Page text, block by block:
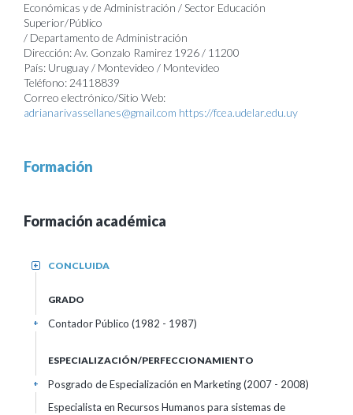
Económicas y de Administración / Sector Educación
Superior/Público
/ Departamento de Administración
Dirección: Av. Gonzalo Ramirez 1926 / 11200
País: Uruguay / Montevideo / Montevideo
Teléfono: 24118839
Correo electrónico/Sitio Web:
adrianarivassellanes@gmail.com https://fcea.udelar.edu.uy
Formación
Formación académica
CONCLUIDA
+
GRADO
Contador Público (1982 - 1987)
+
ESPECIALIZACIÓN/PERFECCIONAMIENTO
Posgrado de Especialización en Marketing (2007 - 2008)
+
Especialista en Recursos Humanos para sistemas de